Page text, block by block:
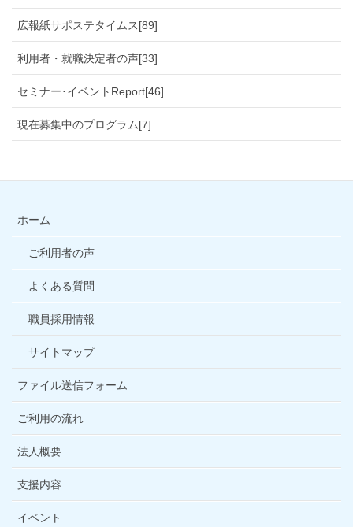
広報紙サポステタイムス[89]
利用者・就職決定者の声[33]
セミナー･イベントReport[46]
現在募集中のプログラム[7]
ホーム
ご利用者の声
よくある質問
職員採用情報
サイトマップ
ファイル送信フォーム
ご利用の流れ
法人概要
支援内容
イベント